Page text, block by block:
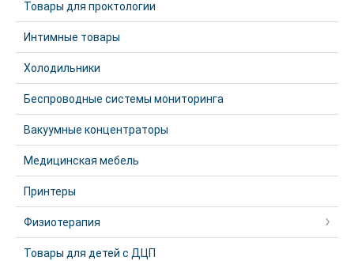
Товары для проктологии
Интимные товары
Холодильники
Беспроводные системы мониторинга
Вакуумные концентраторы
Медицинская мебель
Принтеры
Физиотерапия
Товары для детей с ДЦП